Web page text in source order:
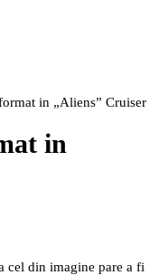
in „Aliens” Cruiser
in
cel din imagine pare a fi